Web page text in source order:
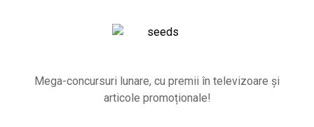
Mega-concursuri lunare, cu premii în televizoare și
articole promoționale!